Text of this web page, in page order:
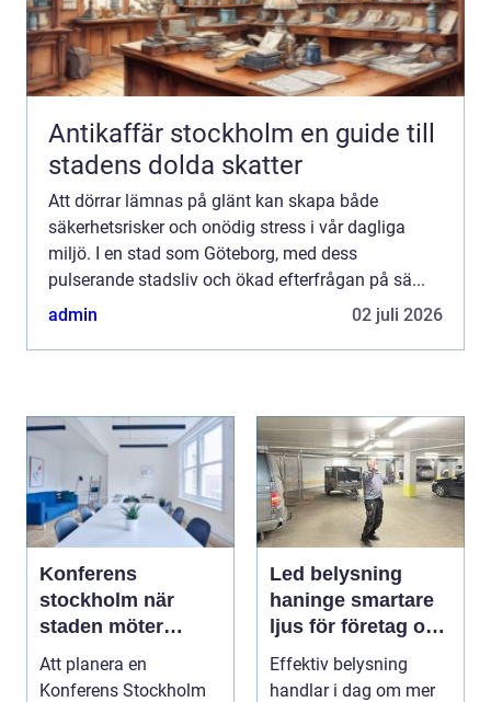
Antikaffär stockholm en guide till
stadens dolda skatter
Att dörrar lämnas på glänt kan skapa både
säkerhetsrisker och onödig stress i vår dagliga
miljö. I en stad som Göteborg, med dess
pulserande stadsliv och ökad efterfrågan på sä...
admin
02 juli 2026
Konferens
stockholm när
staden möter
skärgård och
landsbygd
Att planera en
Konferens Stockholm
Led belysning
haninge smartare
ljus för företag och
fastigheter
Effektiv belysning
handlar i dag om mer